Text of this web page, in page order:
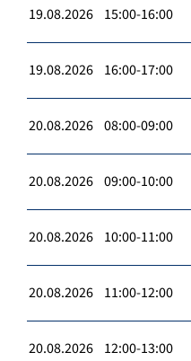
19.08.2026 15:00-16:00
19.08.2026 16:00-17:00
20.08.2026 08:00-09:00
20.08.2026 09:00-10:00
20.08.2026 10:00-11:00
20.08.2026 11:00-12:00
20.08.2026 12:00-13:00